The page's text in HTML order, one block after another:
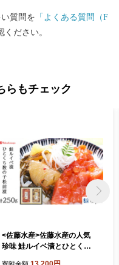
質問を 「よくある質問（F
ださい。
らもチェック
<佐藤水産>佐藤水産の人気
珍味 鮭ルイベ漬とひとくち